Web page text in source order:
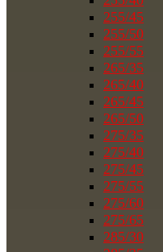
255/45
255/50
255/55
265/35
265/40
265/45
265/50
275/35
275/40
275/45
275/55
275/60
275/65
285/30